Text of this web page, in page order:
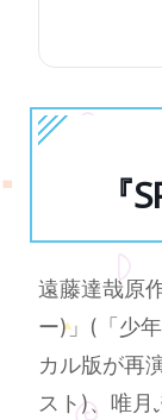
『
遠藤達哉原
ー)」(「少
カル版が再
スト)、唯